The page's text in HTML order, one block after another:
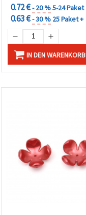
0.72 €- 20 %5-24 Paket
0.63 €- 30 % 25 Paket +
IN DEN WARENKORB